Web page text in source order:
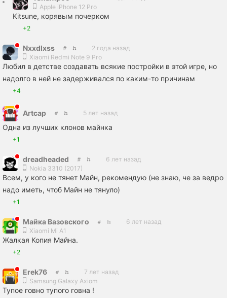
Apple iPhone 12 Pro
Kitsunе, корявым почерком
+2
Nxxdlxss
2 года назад
Xiaomi Redmi Note 9 Pro
Любил в детстве создавать всякие постройки в этой игре, но
надолго в ней не задерживался по каким-то причинам
+4
Artcap 5 лет назад
Одна из лучших клонов майнка
+1
dreadheaded
6 лет назад
Nokia 3310 (2017)
Всем, у кого не тянет Майн, рекомендую (не знаю, че за ведро
надо иметь, чтоб Майн не тянуло)
+1
Майка Вазовского
6 лет назад
Xiaomi Mi A1
Жалкая Копия Майна.
+2
Erek76
7 лет назад
Samsung Galaxy Axiom
Тупое говно тупого говна !